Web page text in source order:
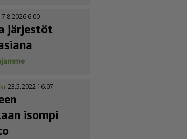
7.8.2026 6.00
järjestöt
23.5.2022 16.07
isompi